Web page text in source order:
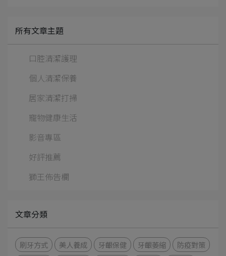
所有文章主題
口腔清潔護理
個人清潔保養
居家清潔打掃
寵物健康生活
影音專區
好評推薦
獅王佈告欄
文章分類
刷牙方式 美人養成 牙齦保健 牙齦萎縮
防疫對策